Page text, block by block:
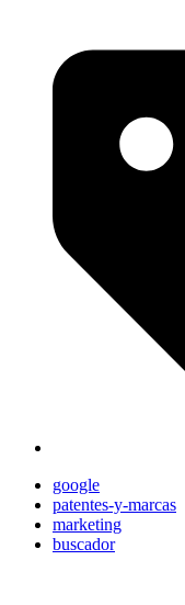
google
patentes-y-marcas
marketing
buscador